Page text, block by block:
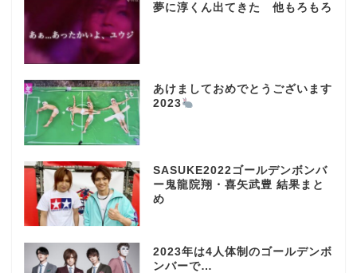
夢に淳くん出てきた 他もろもろ
あけましておめでとうございます
2023
SASUKE2022ゴールデンボンバ
ー鬼龍院翔・喜矢武豊 結果まと
め
2023年は4人体制のゴールデンボ
ンバーで…